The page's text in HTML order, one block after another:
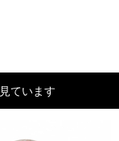
ています